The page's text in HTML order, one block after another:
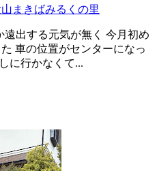
まきばみるくの里
出する元気が無く 今月初め
車の位置がセンターになっ
に行かなくて...